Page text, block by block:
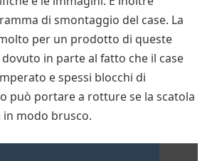
di smontaggio del case. La
per un prodotto di queste
in parte al fatto che il case
e spessi blocchi di
può portare a rotture se la scatola
modo brusco.